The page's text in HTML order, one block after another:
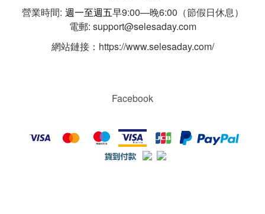
營業時間: 週一至週五早9:00—晚6:00（節假日休息）
電郵: support@selesaday.com
網站鏈接：https://www.selesaday.com/
Facebook